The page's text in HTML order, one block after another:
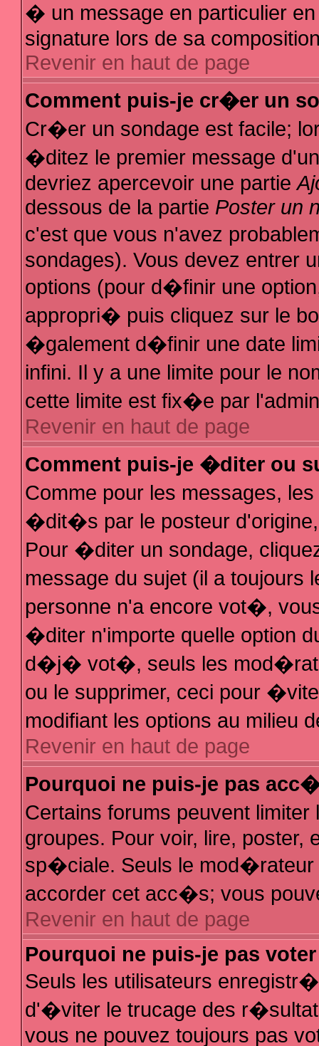
� un message en particulier
signature lors de sa
Revenir en haut de page
Comment puis-je cr�er un
Cr�er un sondage est facile;
�ditez le premier message
devriez apercevoir une partie
dessous de la partie Poster un
c'est que vous n'avez
sondages). Vous devez entrer
options (pour d�finir une
appropri� puis cliquez sur le
�galement d�finir une date
infini. Il y a une limite pour le
cette limite est fix�e par
Revenir en haut de page
Comment puis-je �diter ou
Comme pour les messages,
�dit�s par le posteur
Pour �diter un sondage,
message du sujet (il a
personne n'a encore vot�,
�diter n'importe quelle option
d�j� vot�, seuls les
ou le supprimer, ceci pour
modifiant les options au milieu
Revenir en haut de page
Pourquoi ne puis-je pas
Certains forums peuvent
groupes. Pour voir, lire, poster,
sp�ciale. Seuls le mod�rateur
accorder cet acc�s; vous
Revenir en haut de page
Pourquoi ne puis-je pas
Seuls les utilisateurs
d'�viter le trucage des
vous ne pouvez toujours pas